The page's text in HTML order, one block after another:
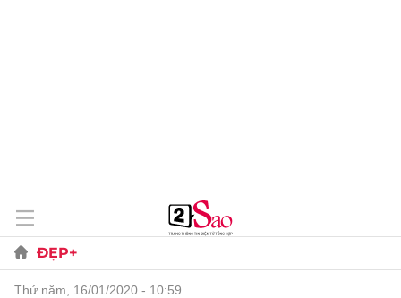
ĐẸP+
thứ năm, 16/01/2020 - 10:59